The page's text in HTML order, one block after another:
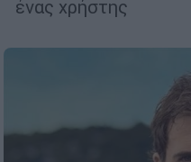
ένας χρήστης